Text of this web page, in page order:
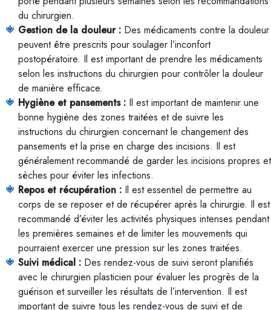
du chirurgien.
Gestion de la douleur : Des médicaments contre la douleur
peuvent être prescrits pour soulager l’inconfort
postopératoire. Il est important de prendre les médicaments
selon les instructions du chirurgien pour contrôler la douleur
de manière efficace.
Hygiène et pansements : Il est important de maintenir une
bonne hygiène des zones traitées et de suivre les
instructions du chirurgien concernant le changement des
pansements et la prise en charge des incisions. Il est
généralement recommandé de garder les incisions propres et
sèches pour éviter les infections.
Repos et récupération : Il est essentiel de permettre au
corps de se reposer et de récupérer après la chirurgie. Il est
recommandé d’éviter les activités physiques intenses pendant
les premières semaines et de limiter les mouvements qui
pourraient exercer une pression sur les zones traitées.
Suivi médical : Des rendez-vous de suivi seront planifiés
avec le chirurgien plasticien pour évaluer les progrès de la
guérison et surveiller les résultats de l’intervention. Il est
important de suivre tous les rendez-vous de suivi et de